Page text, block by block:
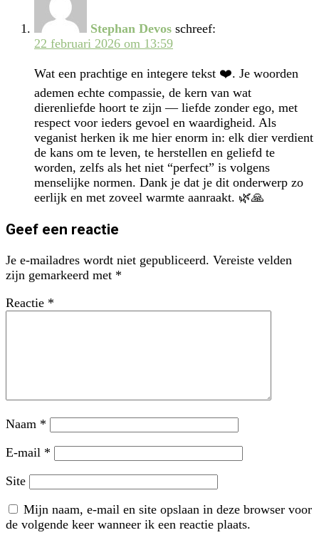
Stephan Devos schreef:
22 februari 2026 om 13:59
Wat een prachtige en integere tekst ❤️. Je woorden
ademen echte compassie, de kern van wat
dierenliefde hoort te zijn — liefde zonder ego, met
respect voor ieders gevoel en waardigheid. Als
veganist herken ik me hier enorm in: elk dier verdient
de kans om te leven, te herstellen en geliefd te
worden, zelfs als het niet “perfect” is volgens
menselijke normen. Dank je dat je dit onderwerp zo
eerlijk en met zoveel warmte aanraakt. 🌿🙏
Geef een reactie
Je e-mailadres wordt niet gepubliceerd. Vereiste velden
zijn gemarkeerd met *
Reactie *
Naam *
E-mail *
Site
Mijn naam, e-mail en site opslaan in deze browser voor
de volgende keer wanneer ik een reactie plaats.